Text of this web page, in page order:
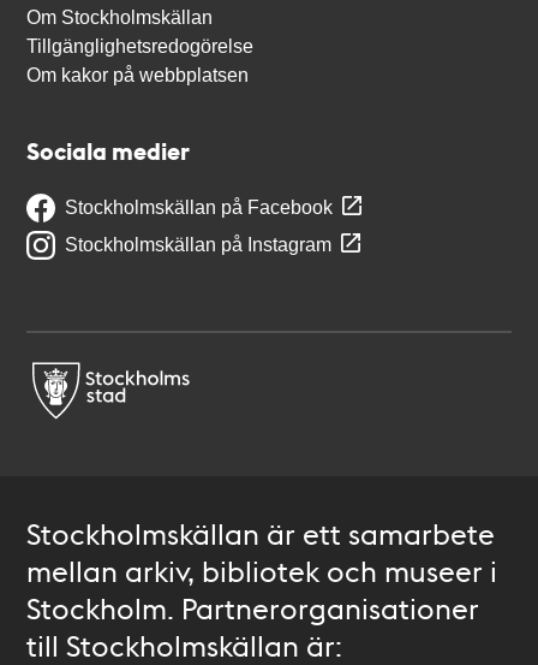
Om Stockholmskällan
Tillgänglighetsredogörelse
Om kakor på webbplatsen
Sociala medier
Stockholmskällan på Facebook
Stockholmskällan på Instagram
Stockholmskällan är ett samarbete
mellan arkiv, bibliotek och museer i
Stockholm. Partnerorganisationer
till Stockholmskällan är: